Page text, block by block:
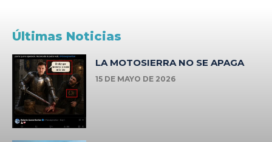
Últimas Noticias
LA MOTOSIERRA NO SE APAGA
15 DE MAYO DE 2026